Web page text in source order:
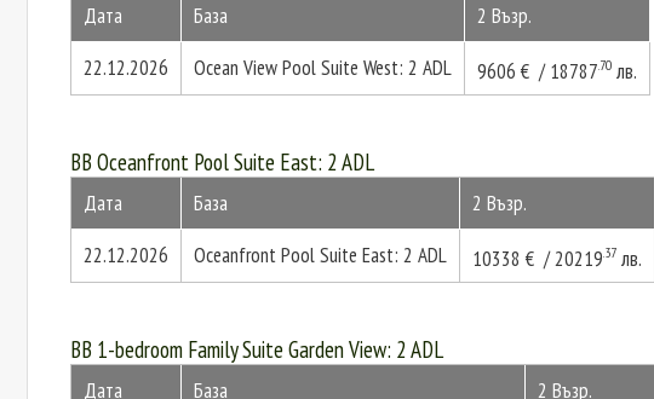
Дата База
2 Възр.
22.12.2026
Ocean View Pool Suite West: 2 ADL 9606 € / 18787 .70 лв.
BB Oceanfront Pool Suite East: 2 ADL
Дата База
2 Възр.
22.12.2026
Oceanfront Pool Suite East: 2 ADL 10338 € / 20219 .37 лв.
BB 1-bedroom Family Suite Garden View: 2 ADL
Дата База 2 Възр.